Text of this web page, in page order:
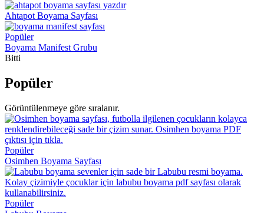
Ahtapot Boyama Sayfası
Popüler
Boyama Manifest Grubu
Bitti
Popüler
Görüntülenmeye göre sıralanır.
Popüler
Osimhen Boyama Sayfası
Popüler